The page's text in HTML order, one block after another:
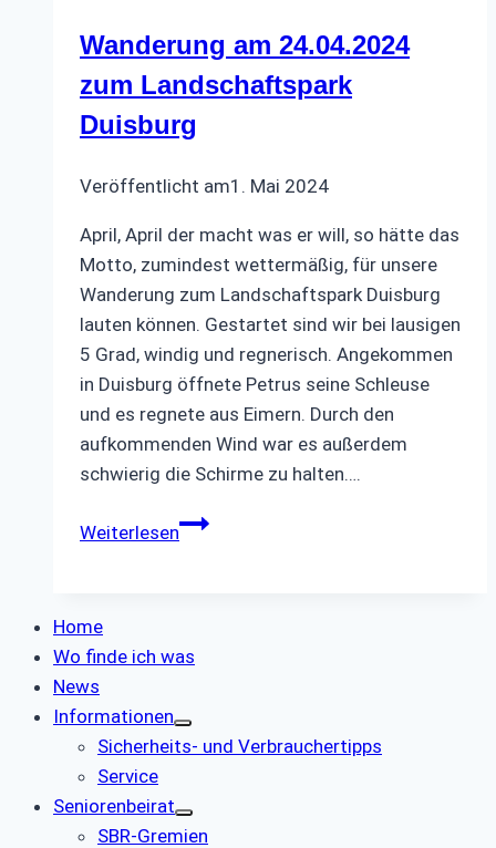
Wanderung am 24.04.2024
zum Landschaftspark
Duisburg
Veröffentlicht am1. Mai 2024
April, April der macht was er will, so hätte das
Motto, zumindest wettermäßig, für unsere
Wanderung zum Landschaftspark Duisburg
lauten können. Gestartet sind wir bei lausigen
5 Grad, windig und regnerisch. Angekommen
in Duisburg öffnete Petrus seine Schleuse
und es regnete aus Eimern. Durch den
aufkommenden Wind war es außerdem
schwierig die Schirme zu halten….
WeiterlesenWanderung
Duisburg
Home
Wo finde ich was
News
Informationen
Sicherheits- und Verbrauchertipps
Service
Seniorenbeirat
SBR-Gremien